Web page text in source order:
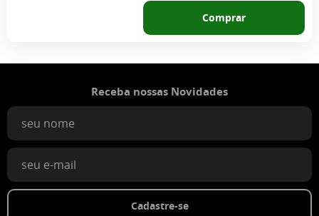
Comprar
Receba nossas Novidades
Cadastre-se